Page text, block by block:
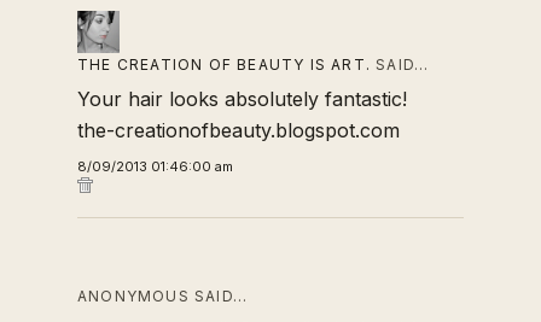
THE CREATION OF BEAUTY IS ART. SAID…
Your hair looks absolutely fantastic!
the-creationofbeauty.blogspot.com
8/09/2013 01:46:00 am
ANONYMOUS SAID…